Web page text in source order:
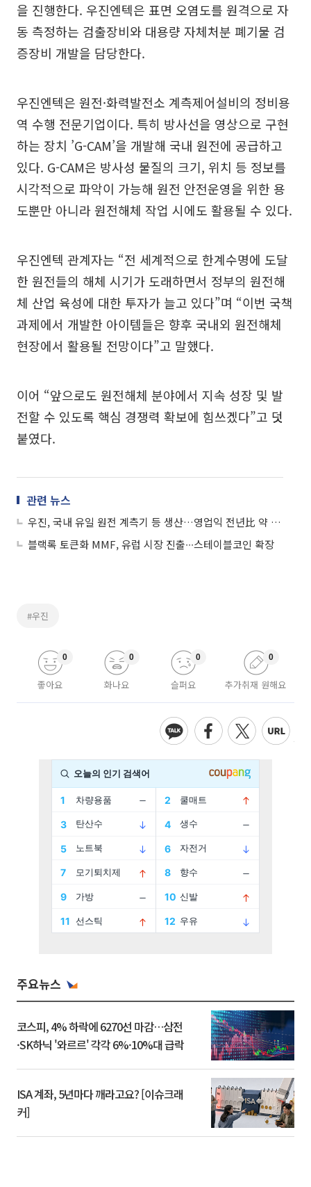
을 진행한다. 우진엔텍은 표면 오염도를 원격으로 자
동 측정하는 검출장비와 대용량 자체처분 폐기물 검
증장비 개발을 담당한다.
우진엔텍은 원전·화력발전소 계측제어설비의 정비용
역 수행 전문기업이다. 특히 방사선을 영상으로 구현
하는 장치 ’G-CAM’을 개발해 국내 원전에 공급하고
있다. G-CAM은 방사성 물질의 크기, 위치 등 정보를
시각적으로 파악이 가능해 원전 안전운영을 위한 용
도뿐만 아니라 원전해체 작업 시에도 활용될 수 있다.
우진엔텍 관계자는 “전 세계적으로 한계수명에 도달
한 원전들의 해체 시기가 도래하면서 정부의 원전해
체 산업 육성에 대한 투자가 늘고 있다”며 “이번 국책
과제에서 개발한 아이템들은 향후 국내외 원전해체
현장에서 활용될 전망이다”고 말했다.
이어 “앞으로도 원전해체 분야에서 지속 성장 및 발
전할 수 있도록 핵심 경쟁력 확보에 힘쓰겠다”고 덧
붙였다.
관련 뉴스
우진, 국내 유일 원전 계측기 등 생산…영업익 전년比 약 11배 증가
블랙록 토큰화 MMF, 유럽 시장 진출∙∙∙스테이블코인 확장
#우진
좋아요
0
화나요
0
슬퍼요
0
추가취재 원해요
0
주요뉴스
코스피, 4% 하락에 6270선 마감…삼전
·SK하닉 '와르르' 각각 6%·10%대 급락
ISA 계좌, 5년마다 깨라고요? [이슈크래
커]